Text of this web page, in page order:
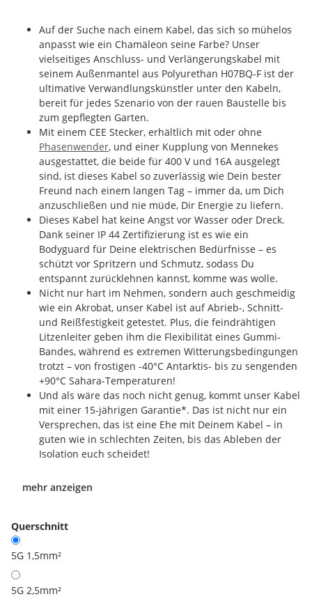
Auf der Suche nach einem Kabel, das sich so mühelos
anpasst wie ein Chamäleon seine Farbe? Unser
vielseitiges Anschluss- und Verlängerungskabel mit
seinem Außenmantel aus Polyurethan H07BQ-F ist der
ultimative Verwandlungskünstler unter den Kabeln,
bereit für jedes Szenario von der rauen Baustelle bis
zum gepflegten Garten.
Mit einem CEE Stecker, erhältlich mit oder ohne
Phasenwender, und einer Kupplung von Mennekes
ausgestattet, die beide für 400 V und 16A ausgelegt
sind, ist dieses Kabel so zuverlässig wie Dein bester
Freund nach einem langen Tag – immer da, um Dich
anzuschließen und nie müde, Dir Energie zu liefern.
Dieses Kabel hat keine Angst vor Wasser oder Dreck.
Dank seiner IP 44 Zertifizierung ist es wie ein
Bodyguard für Deine elektrischen Bedürfnisse – es
schützt vor Spritzern und Schmutz, sodass Du
entspannt zurücklehnen kannst, komme was wolle.
Nicht nur hart im Nehmen, sondern auch geschmeidig
wie ein Akrobat, unser Kabel ist auf Abrieb-, Schnitt-
und Reißfestigkeit getestet. Plus, die feindrähtigen
Litzenleiter geben ihm die Flexibilität eines Gummi-
Bandes, während es extremen Witterungsbedingungen
trotzt – von frostigen -40°C Antarktis- bis zu sengenden
+90°C Sahara-Temperaturen!
Und als wäre das noch nicht genug, kommt unser Kabel
mit einer 15-jährigen Garantie*. Das ist nicht nur ein
Versprechen, das ist eine Ehe mit Deinem Kabel – in
guten wie in schlechten Zeiten, bis das Ableben der
Isolation euch scheidet!
mehr anzeigen
Querschnitt
5G 1,5mm²
5G 2,5mm²